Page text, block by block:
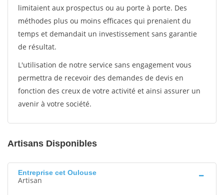
limitaient aux prospectus ou au porte à porte. Des
méthodes plus ou moins efficaces qui prenaient du
temps et demandait un investissement sans garantie
de résultat.
L'utilisation de notre service sans engagement vous
permettra de recevoir des demandes de devis en
fonction des creux de votre activité et ainsi assurer un
avenir à votre société.
Artisans Disponibles
Entreprise cet Oulouse
Artisan